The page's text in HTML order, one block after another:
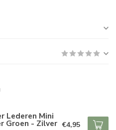
Lederen Mini
Groen - Zilver €4,95